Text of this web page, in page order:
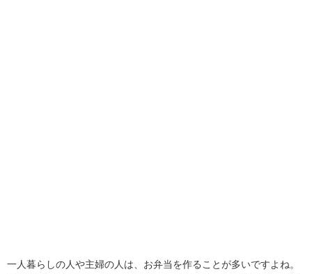
一人暮らしの人や主婦の人は、お弁当を作ることが多いですよね。